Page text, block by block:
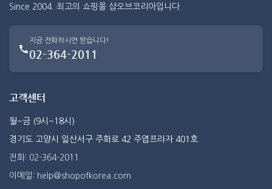
Since 2004. 최고의 쇼핑몰 샵오브코리아입니다.
지금 전화하시면 받습니다!
02-364-2011
고객센터
월~금 (9시~18시)
경기도 고양시 일산서구 주화로 42 주엽프라자 401호
전화: 02-364-2011
이메일: help@shopofkorea.com